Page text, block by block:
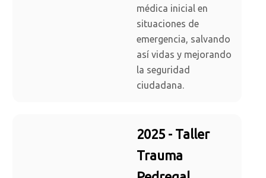
médica inicial en
situaciones de
emergencia, salvando
así vidas y mejorando
la seguridad
ciudadana.
2025 - Taller
Trauma